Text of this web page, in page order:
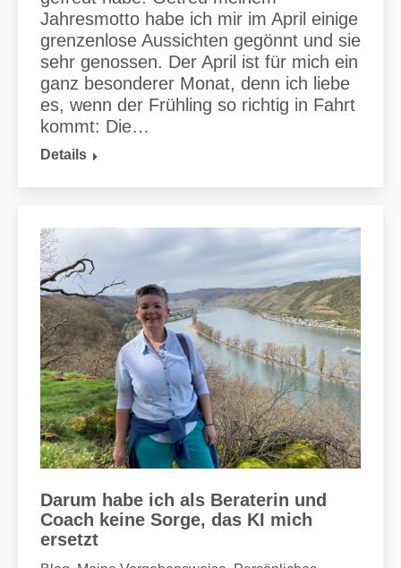
Jahresmotto habe ich mir im April einige
grenzenlose Aussichten gegönnt und sie
sehr genossen. Der April ist für mich ein
ganz besonderer Monat, denn ich liebe
es, wenn der Frühling so richtig in Fahrt
kommt: Die…
Details
Darum habe ich als Beraterin und
Coach keine Sorge, das KI mich
ersetzt